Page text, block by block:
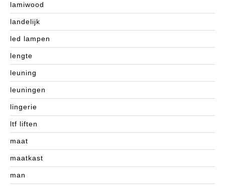
lamiwood
landelijk
led lampen
lengte
leuning
leuningen
lingerie
ltf liften
maat
maatkast
man